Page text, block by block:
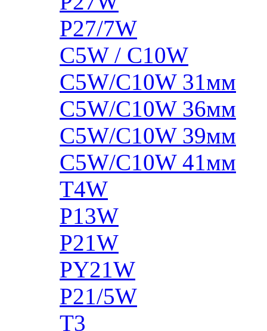
P27/7W
C5W / C10W
C5W/C10W 31мм
C5W/C10W 36мм
C5W/C10W 39мм
C5W/C10W 41мм
T4W
P13W
P21W
PY21W
P21/5W
T3